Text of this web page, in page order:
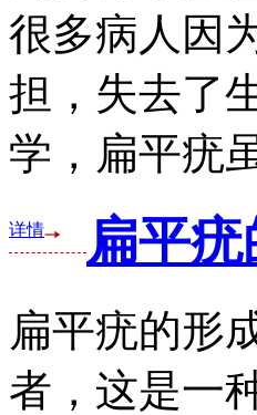
很多病人因
担，失去了
学，扁平疣
详情 扁平
扁平疣的形
者，这是一